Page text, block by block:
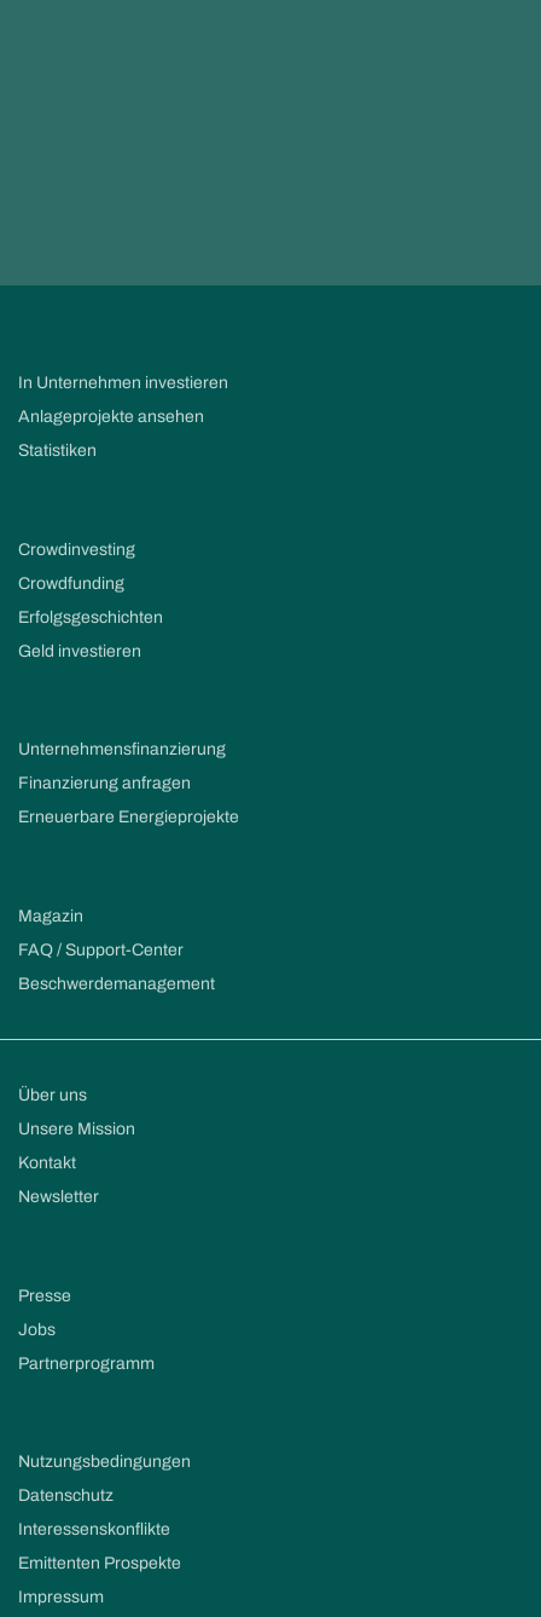
In Unternehmen investieren
Anlageprojekte ansehen
Statistiken
Crowdinvesting
Crowdfunding
Erfolgsgeschichten
Geld investieren
Unternehmensfinanzierung
Finanzierung anfragen
Erneuerbare Energieprojekte
Magazin
FAQ / Support-Center
Beschwerdemanagement
Über uns
Unsere Mission
Kontakt
Newsletter
Presse
Jobs
Partnerprogramm
Nutzungsbedingungen
Datenschutz
Interessenskonflikte
Emittenten Prospekte
Impressum